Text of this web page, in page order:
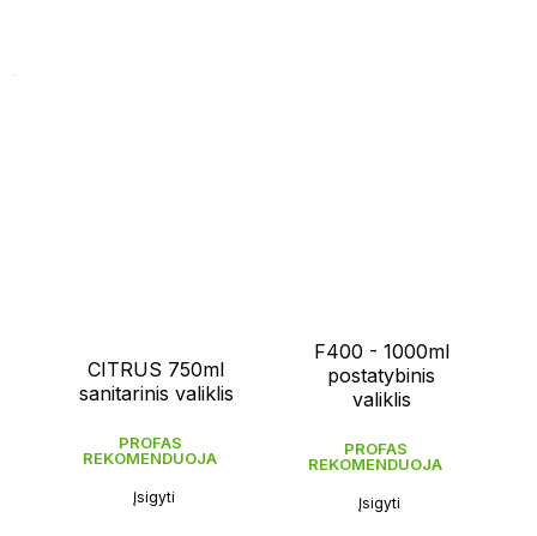
CITRUS 750ml
sanitarinis valiklis
PROFAS
REKOMENDUOJA
Įsigyti
F400 - 1000ml
postatybinis
valiklis
PROFAS
REKOMENDUOJA
Įsigyti